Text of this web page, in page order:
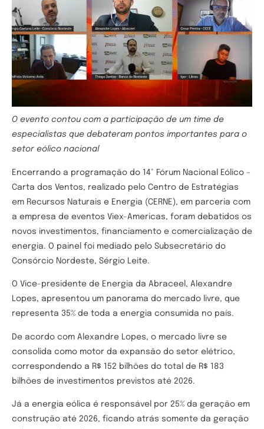
O evento contou com a participação de um time de
especialistas que debateram pontos importantes para o
setor eólico nacional
Encerrando a programação do 14° Fórum Nacional Eólico –
Carta dos Ventos, realizado pelo Centro de Estratégias
em Recursos Naturais e Energia (CERNE), em parceria com
a empresa de eventos Viex-Americas, foram debatidos os
novos investimentos, financiamento e comercialização de
energia. O painel foi mediado pelo Subsecretário do
Consórcio Nordeste, Sérgio Leite.
O Vice-presidente de Energia da Abraceel, Alexandre
Lopes, apresentou um panorama do mercado livre, que
representa 35% de toda a energia consumida no país.
De acordo com Alexandre Lopes, o mercado livre se
consolida como motor da expansão do setor elétrico,
correspondendo a R$ 152 bilhões do total de R$ 183
bilhões de investimentos previstos até 2026.
Já a energia eólica é responsável por 25% da geração em
construção até 2026, ficando atrás somente da geração